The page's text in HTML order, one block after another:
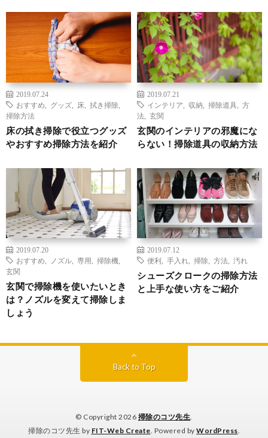
2019.07.24
おすすめ
グッズ 床 拭き掃除
掃除方法
床の拭き掃除で役立つグッズ
やおすすめ掃除方法を紹介
2019.07.21
インテリア
収納 掃除道具
方
法
玄関
玄関のインテリアの邪魔にな
らない！掃除道具の収納方法
2019.07.20
おすすめ
ノズル 専用 掃除機
玄関
玄関で掃除機を使いたいとき
は？ノズルを変えて掃除しま
しょう
2019.07.12
便利
手入れ 掃除 方法 汚れ
シューズクロークの掃除方法
と上手な使い方をご紹介
Back to Top
© Copyright 2026 掃除のコツ先生.
掃除のコツ先生 by FIT-Web Create. Powered by WordPress.